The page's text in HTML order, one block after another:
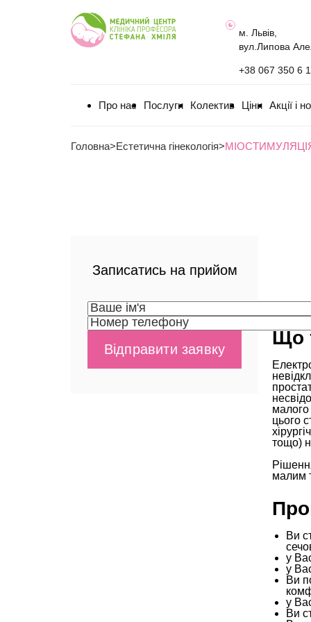
м. Львів,
вул.Липова
+38 067 350 6
Про нас Послуги Колектив Ціни Акції і
Головна>Естетична гінекологія>
Записатись на прийом
Що
малого
цього
тощо)
малим
Ви
у
у
Ви
у
Ви